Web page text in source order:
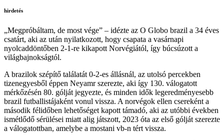
hirdetés
„Megpróbáltam, de most vége” – idézte az O Globo brazil a 34 éves
csatárt, aki az után nyilatkozott, hogy csapata a vasárnapi
nyolcaddöntőben 2-1-re kikapott Norvégiától, így búcsúzott a
világbajnokságtól.
A brazilok szépítő találatát 0-2-es állásnál, az utolsó percekben
tizenegyesből éppen Neyamr szerezte, aki így 130. válogatott
mérkőzésén 80. gólját jegyezte, és minden idők legeredményesebb
brazil futballistájaként vonul vissza. A norvégok ellen csereként a
második félidőben lehetőséget kapott támadó, aki az utóbbi években
ismétlődő sérülései miatt alig játszott, 2023 óta az első gólját szerezte
a válogatottban, amelybe a mostani vb-n tért vissza.